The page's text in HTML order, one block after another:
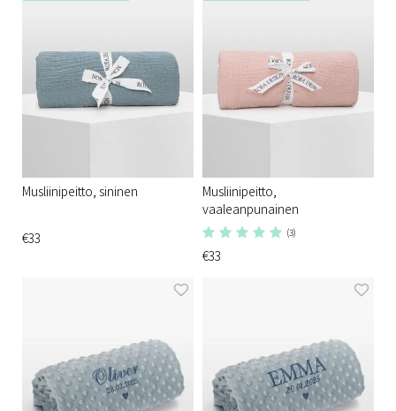
Musliinipeitto, sininen
€33
Musliinipeitto,
vaaleanpunainen
(3)
€33